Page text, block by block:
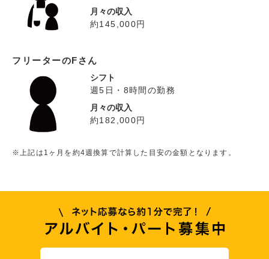
月々の収入
約145,000円
フリーターのFさん
シフト
週5日・8時間の勤務
月々の収入
約182,000円
※上記は1ヶ月を約4週換算で計算した目安の金額となります。